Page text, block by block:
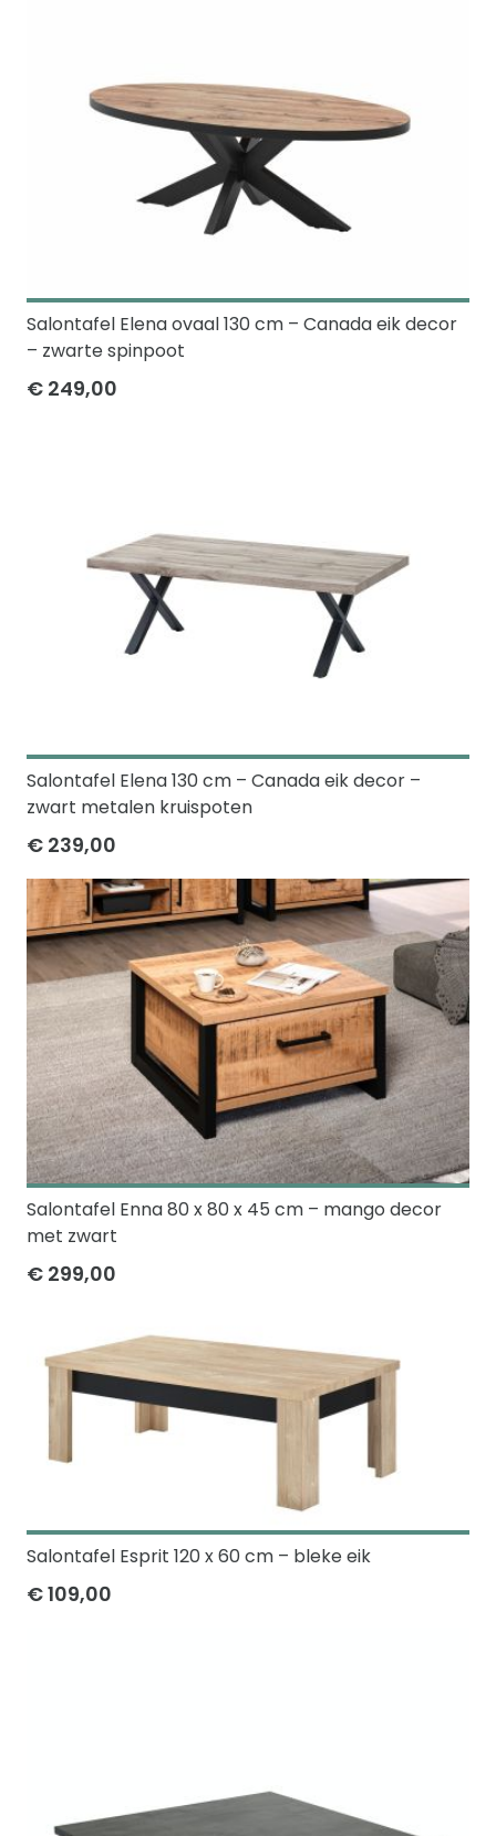
Salontafel Elena ovaal 130 cm – Canada eik decor
– zwarte spinpoot
€ 249,00
Salontafel Elena 130 cm – Canada eik decor –
zwart metalen kruispoten
€ 239,00
Salontafel Enna 80 x 80 x 45 cm – mango decor
met zwart
€ 299,00
Salontafel Esprit 120 x 60 cm – bleke eik
€ 109,00